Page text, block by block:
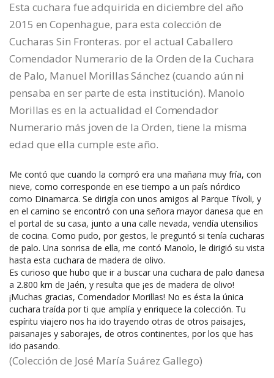
Esta cuchara fue adquirida en diciembre del año
2015 en Copenhague, para esta colección de
Cucharas Sin Fronteras. por el actual Caballero
Comendador Numerario de la Orden de la Cuchara
de Palo, Manuel Morillas Sánchez (cuando aún ni
pensaba en ser parte de esta institución). Manolo
Morillas es en la actualidad el Comendador
Numerario más joven de la Orden, tiene la misma
edad que ella cumple este año.
Me contó que cuando la compró era una mañana muy fría, con
nieve, como corresponde en ese tiempo a un país nórdico
como Dinamarca. Se dirigía con unos amigos al Parque Tívoli, y
en el camino se encontró con una señora mayor danesa que en
el portal de su casa, junto a una calle nevada, vendía utensilios
de cocina. Como pudo, por gestos, le preguntó si tenía cucharas
de palo. Una sonrisa de ella, me contó Manolo, le dirigió su vista
hasta esta cuchara de madera de olivo.
Es curioso que hubo que ir a buscar una cuchara de palo danesa
a 2.800 km de Jaén, y resulta que ¡es de madera de olivo!
¡Muchas gracias, Comendador Morillas! No es ésta la única
cuchara traída por ti que amplía y enriquece la colección. Tu
espíritu viajero nos ha ido trayendo otras de otros paisajes,
paisanajes y saborajes, de otros continentes, por los que has
ido pasando.
(Colección de José María Suárez Gallego)